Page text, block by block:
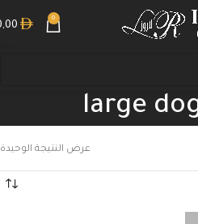
0
large
عرض النتيجة الوحيدة